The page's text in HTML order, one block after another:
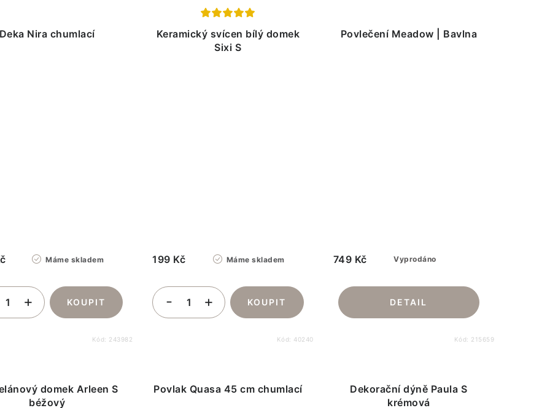
Deka Nira chumlací
Máme skladem
Kód: 243982
Keramický svícen bílý domek
Sixi S
Máme skladem
199 Kč
Kód: 40240
Povlečení Meadow | Bavlna
Vyprodáno
749 Kč
Kód: 215659
domek Arleen S
béžový
Povlak Quasa 45 cm chumlací
Dekorační dýně Paula S
krémová